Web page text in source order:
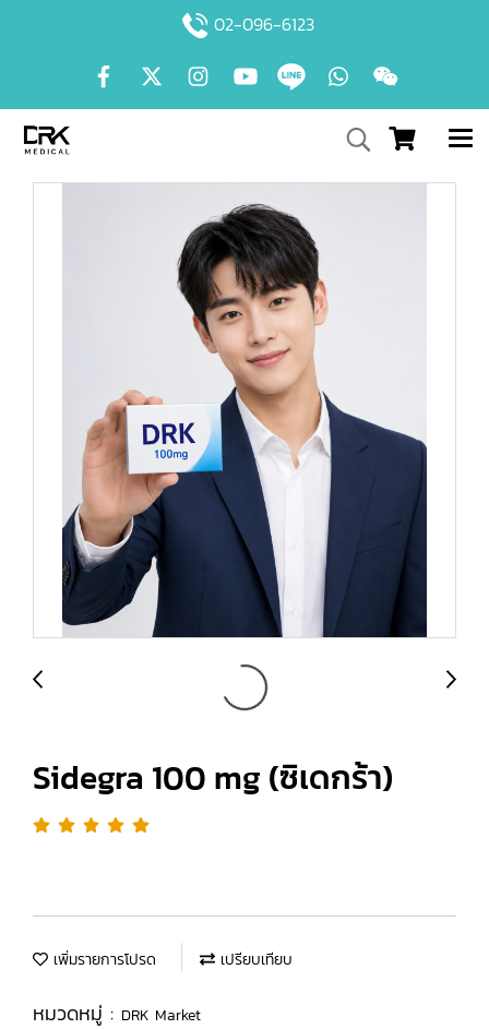
02-096-6123
Sidegra 100 mg (ซิเดกร้า)
เพิ่มรายการโปรด เปรียบเทียบ
หมวดหมู่ : DRK Market